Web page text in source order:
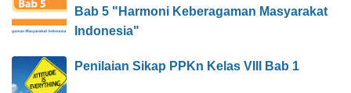
Bab 5 "Harmoni Keberagaman Masyarakat
Indonesia"
Penilaian Sikap PPKn Kelas VIII Bab 1